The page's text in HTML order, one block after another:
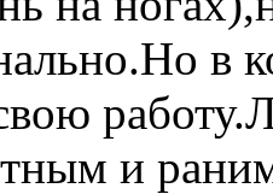
в
и